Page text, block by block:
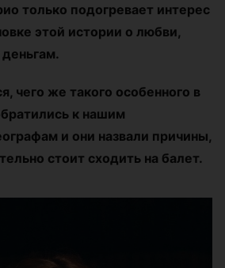
только подогревает интерес
этой истории о любви,
чего же такого особенного в
к нашим
и они назвали причины,
стоит сходить на балет.